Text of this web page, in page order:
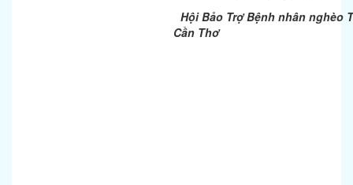
Hội Bảo Trợ Bệnh nhân nghèo
Cần Thơ